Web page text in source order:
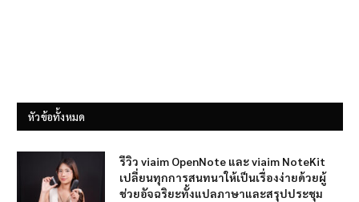
หัวข้อทั้งหมด
รีวิว viaim OpenNote และ viaim NoteKit
เปลี่ยนทุกการสนทนาให้เป็นเรื่องง่ายด้วยผู้
ช่วยอัจฉริยะทั้งแปลภาษาและสรุปประชุม